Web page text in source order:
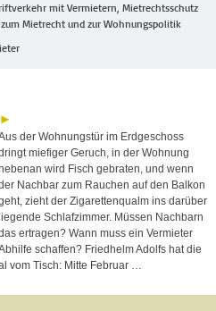
mit Vermietern, Mietrechtsschutz
Mietrecht und zur Wohnungspolitik
der Wohnungstür im Erdgeschoss
miefiger Geruch, in der Wohnung
wird Fisch gebraten, und wenn
Nachbar zum Rauchen auf den Balkon
zieht der Zigarettenqualm ins darüber
Schlafzimmer. Müssen Nachbarn
ertragen? Wann muss ein Vermieter
schaffen? Friedhelm Adolfs hat die
vom Tisch: Mitte Februar …